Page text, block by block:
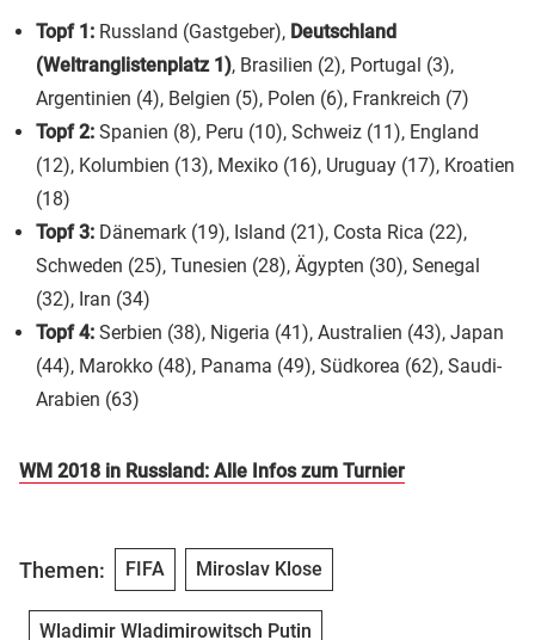
Topf 1: Russland (Gastgeber), Deutschland
(Weltranglistenplatz 1), Brasilien (2), Portugal (3),
Argentinien (4), Belgien (5), Polen (6), Frankreich (7)
Topf 2: Spanien (8), Peru (10), Schweiz (11), England
(12), Kolumbien (13), Mexiko (16), Uruguay (17), Kroatien
(18)
Topf 3: Dänemark (19), Island (21), Costa Rica (22),
Schweden (25), Tunesien (28), Ägypten (30), Senegal
(32), Iran (34)
Topf 4: Serbien (38), Nigeria (41), Australien (43), Japan
(44), Marokko (48), Panama (49), Südkorea (62), Saudi-
Arabien (63)
WM 2018 in Russland: Alle Infos zum Turnier
Themen: FIFA Miroslav Klose
Wladimir Wladimirowitsch Putin